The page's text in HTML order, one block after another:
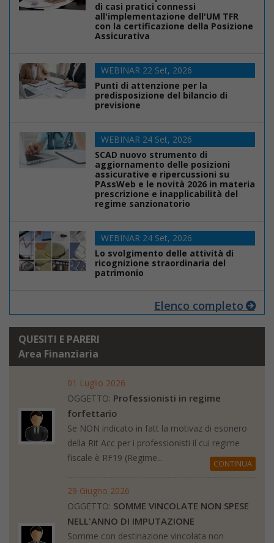
di casi pratici connessi
all'implementazione dell'UM TFR
con la certificazione della Posizione
Assicurativa
WEBINAR 22 Set, 2026
Punti di attenzione per la
predisposizione del bilancio di
previsione
WEBINAR 24 Set, 2026
SCAD nuovo strumento di
aggiornamento delle posizioni
assicurative e ripercussioni su
PAssWeb e le novità 2026 in materia
prescrizione e inapplicabilità del
regime sanzionatorio
WEBINAR 24 Set, 2026
Lo svolgimento delle attività di
ricognizione straordinaria del
patrimonio
Elenco completo
QUESITI E PARERI
Area Finanziaria
01 Luglio 2026
OGGETTO: Professionisti in regime
forfettario
Se NON indicato in fatt la motivaz di esonero
della Rit Acc per i professionisti il cui regime
fiscale è RF19 (Regime...
CONTINUA
29 Giugno 2026
OGGETTO: SOMME VINCOLATE NON SPESE
NELL'ANNO DI IMPUTAZIONE
Somme con destinazione vincolata non